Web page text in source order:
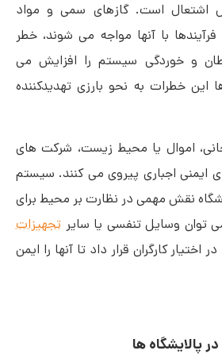
اشتعال است. گازهای سمی و مواد
با آنها مواجه می شوند، خطر
و خوردگی سیستم را افزایش می
این خطرات به نحو بارزی تهدیدکننده
اموال یا محیط زیست، شرکت های
ایمنی اجباری پیروی می کنند. سیستم
نقش مهمی در نظارت بر محیط برای
وسایل تنفسی یا سایر تجهیزات
اختیار کارگران قرار داد تا آنها را ایمن
پالایشگاه ها